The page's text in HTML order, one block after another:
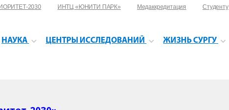
2030 ИНТЦ «ЮНИТИ ПАРК» Медаккредитация Студенту
НАУКА ЦЕНТРЫ ИССЛЕДОВАНИЙ ЖИЗНЬ СУРГУ